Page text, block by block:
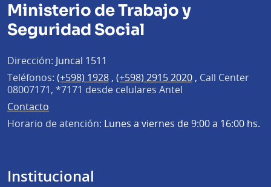
Ministerio de Trabajo y
Seguridad Social
Dirección: Juncal 1511
Teléfonos: (+598) 1928, (+598) 2915 2020, Call Center
08007171, *7171 desde celulares Antel
Contacto
Horario de atención: Lunes a viernes de 9:00 a 16:00 hs.
Institucional